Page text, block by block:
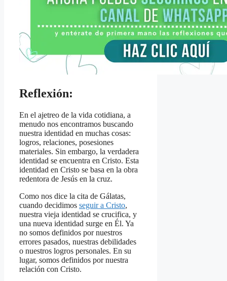
Reflexión:
En el ajetreo de la vida cotidiana, a
menudo nos encontramos buscando
nuestra identidad en muchas cosas:
logros, relaciones, posesiones
materiales. Sin embargo, la verdadera
identidad se encuentra en Cristo. Esta
identidad en Cristo se basa en la obra
redentora de Jesús en la cruz.
Como nos dice la cita de Gálatas,
cuando decidimos seguir a Cristo,
nuestra vieja identidad se crucifica, y
una nueva identidad surge en Él. Ya
no somos definidos por nuestros
errores pasados, nuestras debilidades
o nuestros logros personales. En su
lugar, somos definidos por nuestra
relación con Cristo.